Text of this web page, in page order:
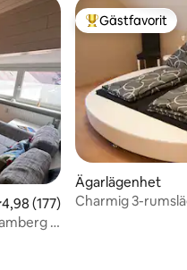
av 5 i genomsnittligt betyg,
4,98 (177)
-
Populär
Gästfavorit
Ägarlägenhet
Charmig 3-